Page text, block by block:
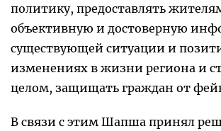
политику, предоставлять
объективную и достоверную
существующей ситуации и
изменениях в жизни региона и
целом, защищать граждан от
В связи с этим Шапша принял